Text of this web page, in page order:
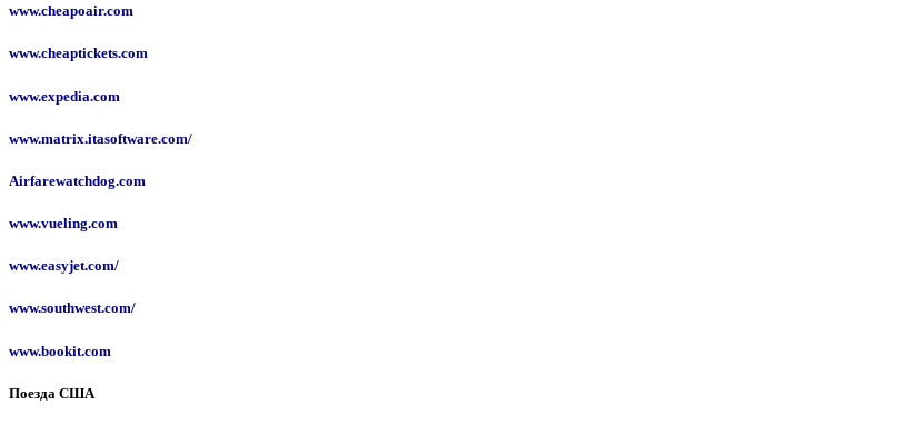
www.cheapoair.com
www.cheaptickets.com
www.expedia.com
www.matrix.itasoftware.com/
Airfarewatchdog.com
www.vueling.com
www.easyjet.com/
www.southwest.com/
www.bookit.com
Поезда США